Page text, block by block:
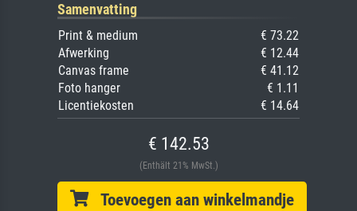
Samenvatting
Print & medium
€ 73.22
Afwerking
€ 12.44
Canvas frame
€ 41.12
Foto hanger
€ 1.11
Licentiekosten
€ 14.64
€ 142.53
(Enthält 21% MwSt.)
Toevoegen aan winkelmandje